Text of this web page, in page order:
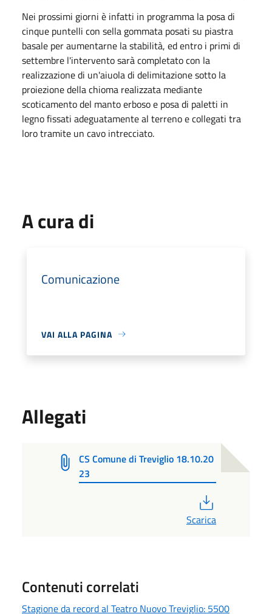
Nei prossimi giorni è infatti in programma la posa di
cinque puntelli con sella gommata posati su piastra
basale per aumentarne la stabilità, ed entro i primi di
settembre l'intervento sarà completato con la
realizzazione di un'aiuola di delimitazione sotto la
proiezione della chioma realizzata mediante
scoticamento del manto erboso e posa di paletti in
legno fissati adeguatamente al terreno e collegati tra
loro tramite un cavo intrecciato.
A cura di
Comunicazione
VAI ALLA PAGINA
Allegati
CS Comune di Treviglio 18.10.20
23
Scarica
Contenuti correlati
Stagione da record al Teatro Nuovo Treviglio: 5500